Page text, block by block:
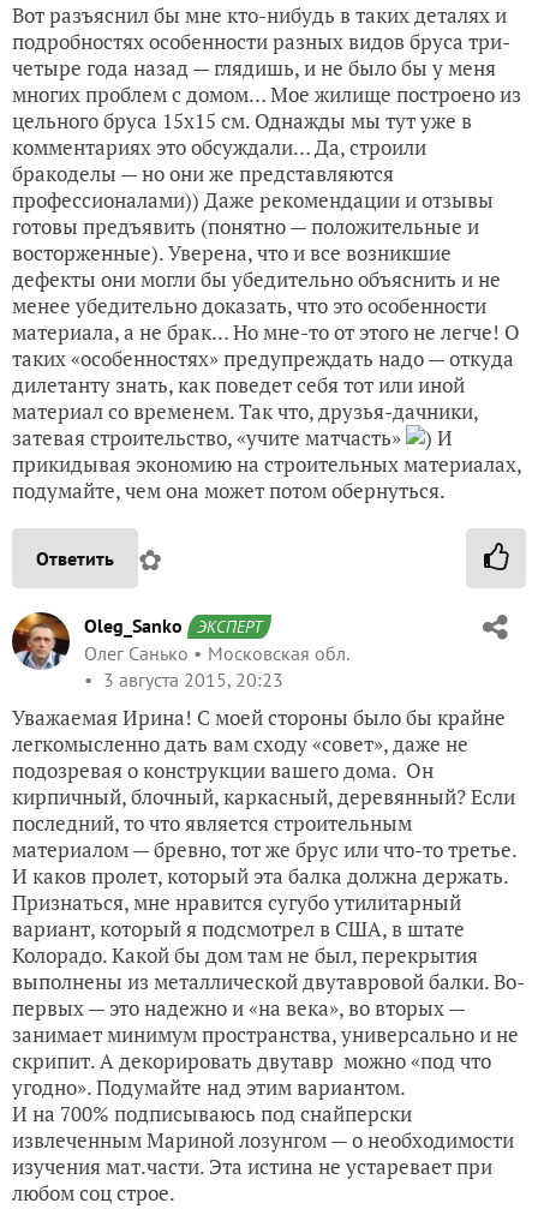
Вот разъяснил бы мне кто-нибудь в таких деталях и
подробностях особенности разных видов бруса три-
четыре года назад — глядишь, и не было бы у меня
многих проблем с домом… Мое жилище построено из
цельного бруса 15х15 см. Однажды мы тут уже в
комментариях это обсуждали… Да, строили
бракоделы — но они же представляются
профессионалами)) Даже рекомендации и отзывы
готовы предъявить (понятно — положительные и
восторженные). Уверена, что и все возникшие
дефекты они могли бы убедительно объяснить и не
менее убедительно доказать, что это особенности
материала, а не брак… Но мне-то от этого не легче! О
таких «особенностях» предупреждать надо — откуда
дилетанту знать, как поведет себя тот или иной
материал со временем. Так что, друзья-дачники,
затевая строительство, «учите матчасть»
) И
прикидывая экономию на строительных материалах,
подумайте, чем она может потом обернуться.
Ответить ✿
Oleg_Sanko ЭКСПЕРТ
Олег Санько
Московская обл.
3 августа 2015, 20:23
Уважаемая Ирина! С моей стороны было бы крайне
легкомысленно дать вам сходу «совет», даже не
подозревая о конструкции вашего дома. Он
кирпичный, блочный, каркасный, деревянный? Если
последний, то что является строительным
материалом — бревно, тот же брус или что-то третье.
И каков пролет, который эта балка должна держать.
Признаться, мне нравится сугубо утилитарный
вариант, который я подсмотрел в США, в штате
Колорадо. Какой бы дом там не был, перекрытия
выполнены из металлической двутавровой балки. Во-
первых — это надежно и «на века», во вторых —
занимает минимум пространства, универсально и не
скрипит. А декорировать двутавр можно «под что
угодно». Подумайте над этим вариантом.
И на 700% подписываюсь под снайперски
извлеченным Мариной лозунгом — о необходимости
изучения мат.части. Эта истина не устаревает при
любом соц строе.